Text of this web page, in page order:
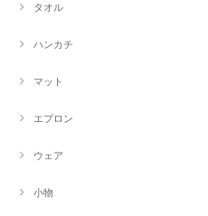
タオル
ハンカチ
マット
エプロン
ウェア
小物